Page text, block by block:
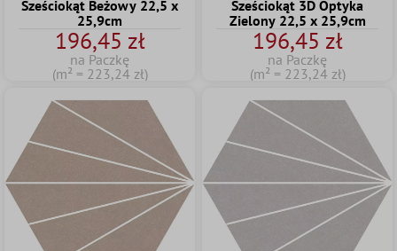
Sześciokąt Beżowy 22,5 x
25,9cm
196,45 zł
na Paczkę
(m² = 223,24 zł)
Sześciokąt 3D Optyka
Zielony 22,5 x 25,9cm
196,45 zł
na Paczkę
(m² = 223,24 zł)